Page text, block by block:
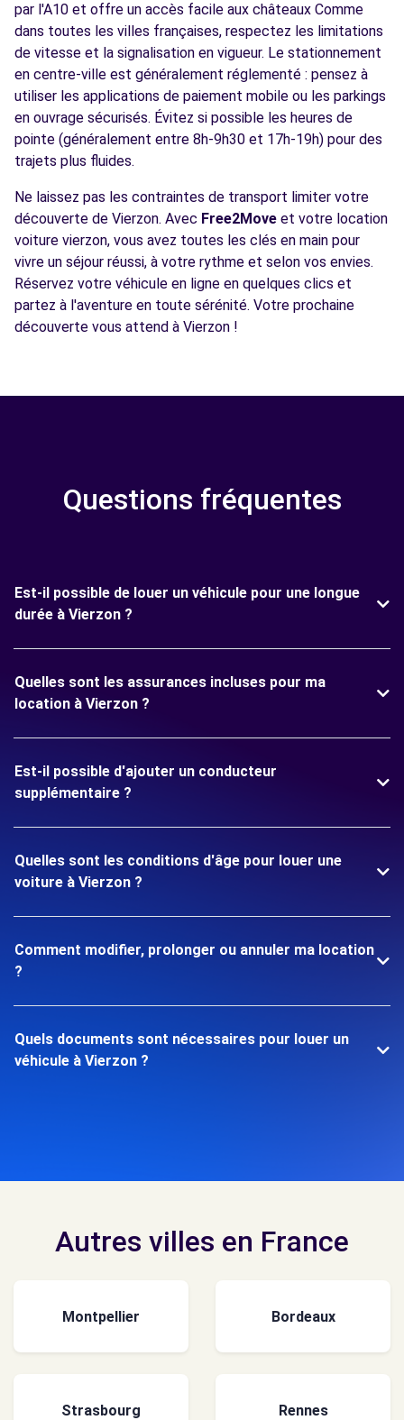
par l'A10 et offre un accès facile aux châteaux Comme
dans toutes les villes françaises, respectez les limitations
de vitesse et la signalisation en vigueur. Le stationnement
en centre-ville est généralement réglementé : pensez à
utiliser les applications de paiement mobile ou les parkings
en ouvrage sécurisés. Évitez si possible les heures de
pointe (généralement entre 8h-9h30 et 17h-19h) pour des
trajets plus fluides.
Ne laissez pas les contraintes de transport limiter votre
découverte de Vierzon. Avec Free2Move et votre location
voiture vierzon, vous avez toutes les clés en main pour
vivre un séjour réussi, à votre rythme et selon vos envies.
Réservez votre véhicule en ligne en quelques clics et
partez à l'aventure en toute sérénité. Votre prochaine
découverte vous attend à Vierzon !
Questions fréquentes
Est-il possible de louer un véhicule pour une longue
durée à Vierzon ?
Quelles sont les assurances incluses pour ma
location à Vierzon ?
Est-il possible d'ajouter un conducteur
supplémentaire ?
Quelles sont les conditions d'âge pour louer une
voiture à Vierzon ?
Comment modifier, prolonger ou annuler ma location
?
Quels documents sont nécessaires pour louer un
véhicule à Vierzon ?
Autres villes en France
Montpellier Bordeaux
Strasbourg Rennes